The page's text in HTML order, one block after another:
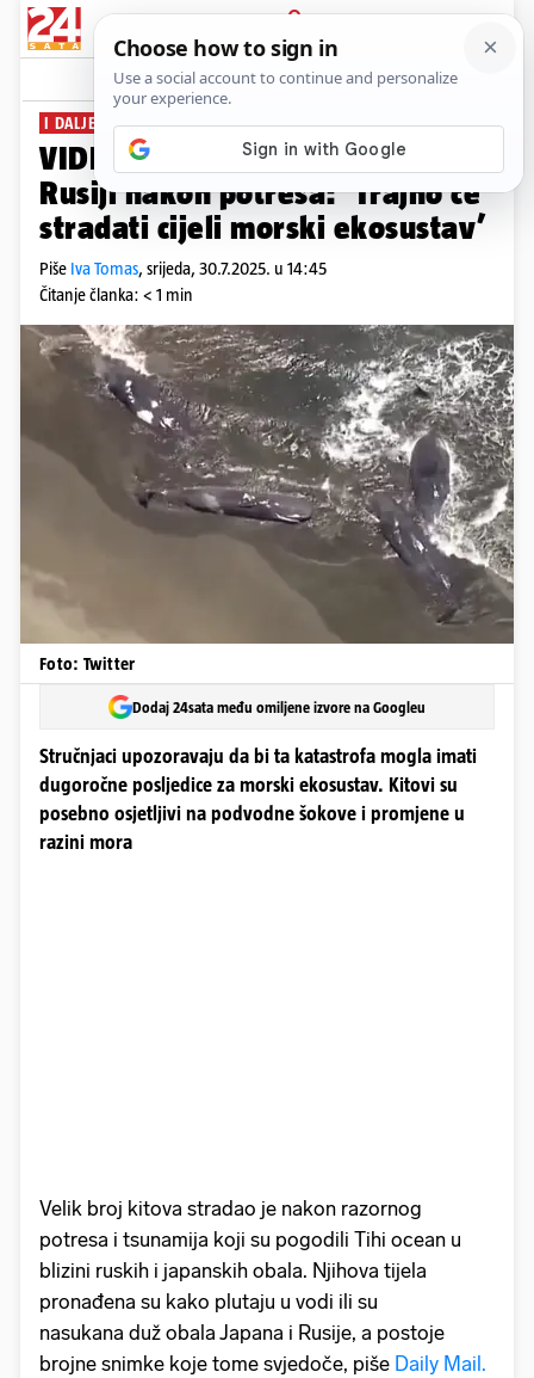
PRIJAVA
News Komentari
I DALJE SE ŠIRE UPOZORENJA
VIDEO Tužni prizori u Japanu i
Rusiji nakon potresa: ’Trajno će
stradati cijeli morski ekosustav’
Piše Iva Tomas, srijeda, 30.7.2025. u 14:45
Čitanje članka: < 1 min
Foto: Twitter
Dodaj 24sata među omiljene izvore na Googleu
Stručnjaci upozoravaju da bi ta katastrofa mogla imati
dugoročne posljedice za morski ekosustav. Kitovi su
posebno osjetljivi na podvodne šokove i promjene u
razini mora
Velik broj kitova stradao je nakon razornog
potresa i tsunamija koji su pogodili Tihi ocean u
blizini ruskih i japanskih obala. Njihova tijela
pronađena su kako plutaju u vodi ili su
nasukana duž obala Japana i Rusije, a postoje
brojne snimke koje tome svjedoče, piše Daily Mail.